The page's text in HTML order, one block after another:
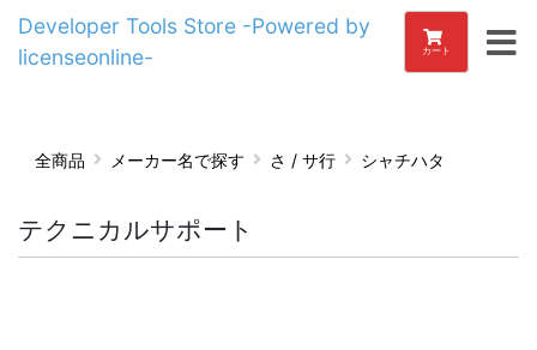
Developer Tools Store -Powered by
licenseonline-
カート
全商品 メーカー名で探す さ / サ行 シャチハタ
テクニカルサポート